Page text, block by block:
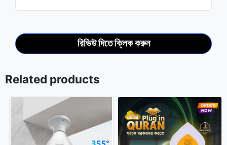
রিভিউ দিতে ক্লিক করুন
Related products